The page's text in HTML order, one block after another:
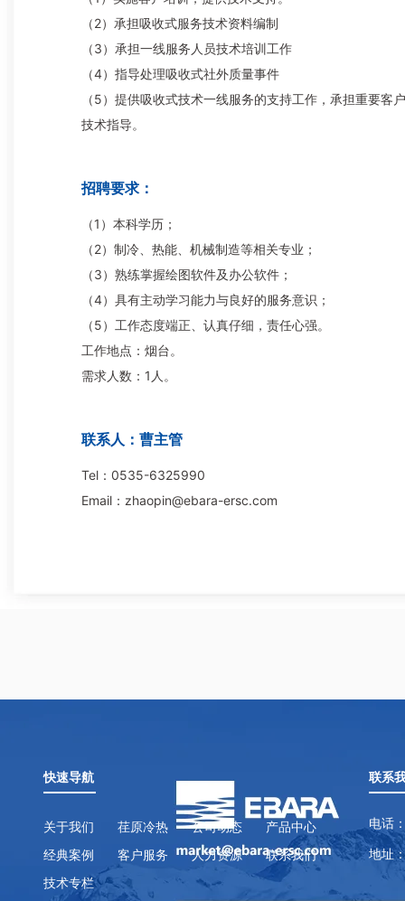
（2）承担吸收式服务技术资料编制
（3）承担一线服务人员技术培训工作
（4）指导处理吸收式社外质量事件
（5）提供吸收式技术一线服务的支持工作，承担重要客
技术指导。
招聘要求：
（1）本科学历；
（2）制冷、热能、机械制造等相关专业；
（3）熟练掌握绘图软件及办公软件；
（4）具有主动学习能力与良好的服务意识；
（5）工作态度端正、认真仔细，责任心强。
工作地点：烟台。
需求人数：1人。
联系人：曹主管
Tel：0535-6325990
Email：zhaopin@ebara-ersc.com
快速导航
关于我们 荏原冷热 公司动态
产品中心
经典案例
客户服务 人力资源
联系我们
技术专栏
联系
电话
地址